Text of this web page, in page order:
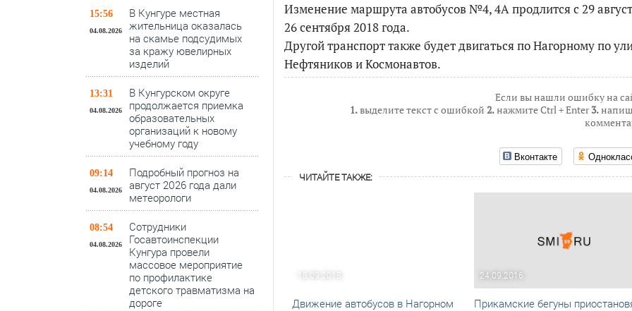
15:56
04.08.2026
В Кунгуре местная
жительница оказалась
на скамье подсудимых
за кражу ювелирных
изделий
13:31
04.08.2026
В Кунгурском округе
продолжается приемка
образовательных
организаций к новому
учебному году
09:14
04.08.2026
Подробный прогноз на
август 2026 года дали
метеорологи
08:54
04.08.2026
Сотрудники
Госавтоинспекции
Кунгура провели
массовое мероприятие
по профилактике
детского травматизма на
дороге
Изменение маршрута автобусов №4, 4А продлится с 29
26 сентября 2018 года.
Другой транспорт также будет двигаться по Нагорному по
Нефтяников и Космонавтов.
Если вы нашли ошибку на
1.выделите текст с ошибкой 2.нажмите Ctrl + Enter3.
Вконтакте
ЧИТАЙТЕ ТАКЖЕ:
18.09.2018
Движение автобусов в Нагорном
24.09.2016
Прикамские бегуны